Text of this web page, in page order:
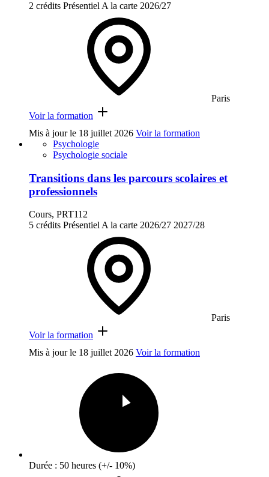
2 crédits Présentiel A la carte 2026/27
Paris
Voir la formation
Mis à jour le 18 juillet 2026 Voir la formation
Psychologie
Psychologie sociale
Transitions dans les parcours scolaires et
professionnels
Cours, PRT112
5 crédits PrésentielA la carte 2026/27 2027/28
Paris
Voir la formation
Mis à jour le 18 juillet 2026 Voir la formation
Durée : 50 heures (+/- 10%)